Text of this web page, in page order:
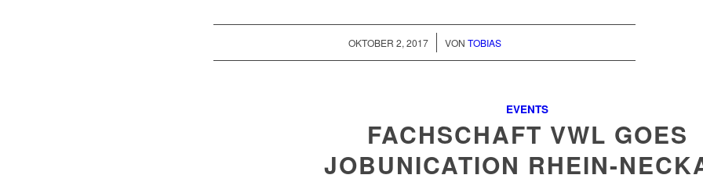
OKTOBER 2, 2017
/ VON TOBIAS
EVENTS
FACHSCHAFT VWL GOES
JOBUNICATION RHEIN-